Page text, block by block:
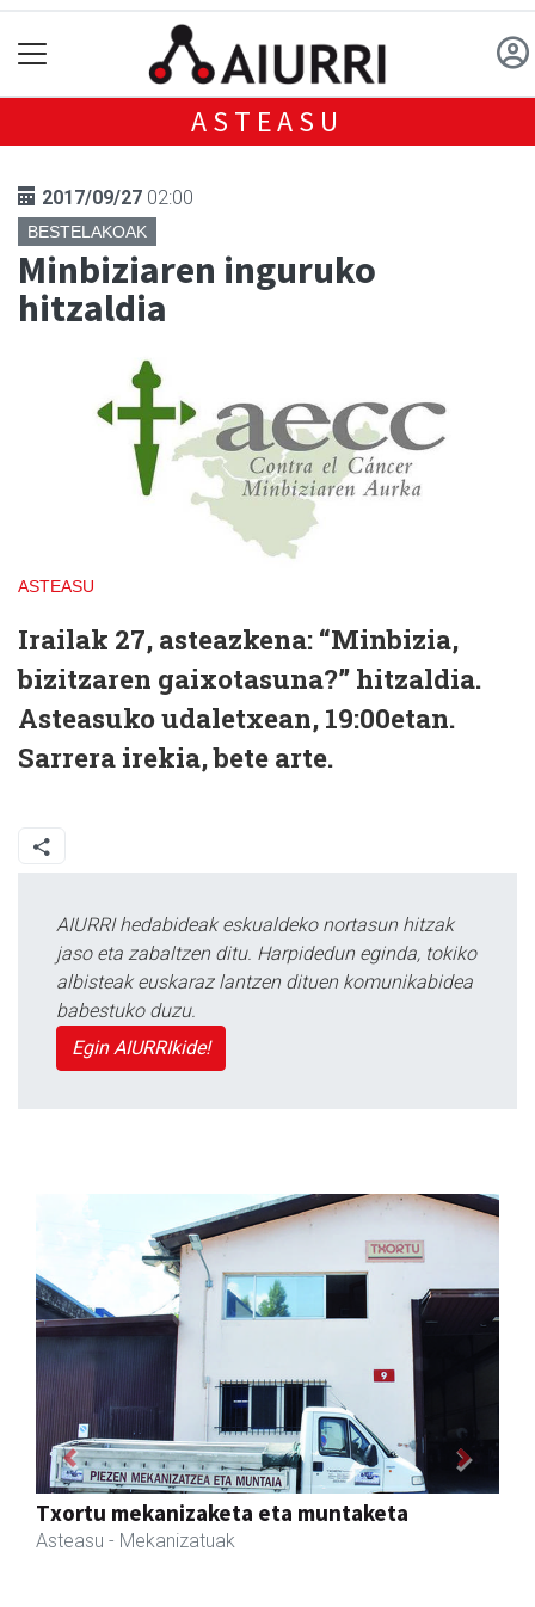
ASTEASU
2017/09/27 02:00
BESTELAKOAK
Minbiziaren inguruko
hitzaldia
ASTEASU
Irailak 27, asteazkena: “Minbizia,
bizitzaren gaixotasuna?” hitzaldia.
Asteasuko udaletxean, 19:00etan.
Sarrera irekia, bete arte.
AIURRI hedabideak eskualdeko nortasun hitzak
jaso eta zabaltzen ditu. Harpidedun eginda, tokiko
albisteak euskaraz lantzen dituen komunikabidea
babestuko duzu.
Egin AIURRIkide!
Ormazabal garraioak
Asteasu - Garraioak
Previous Next